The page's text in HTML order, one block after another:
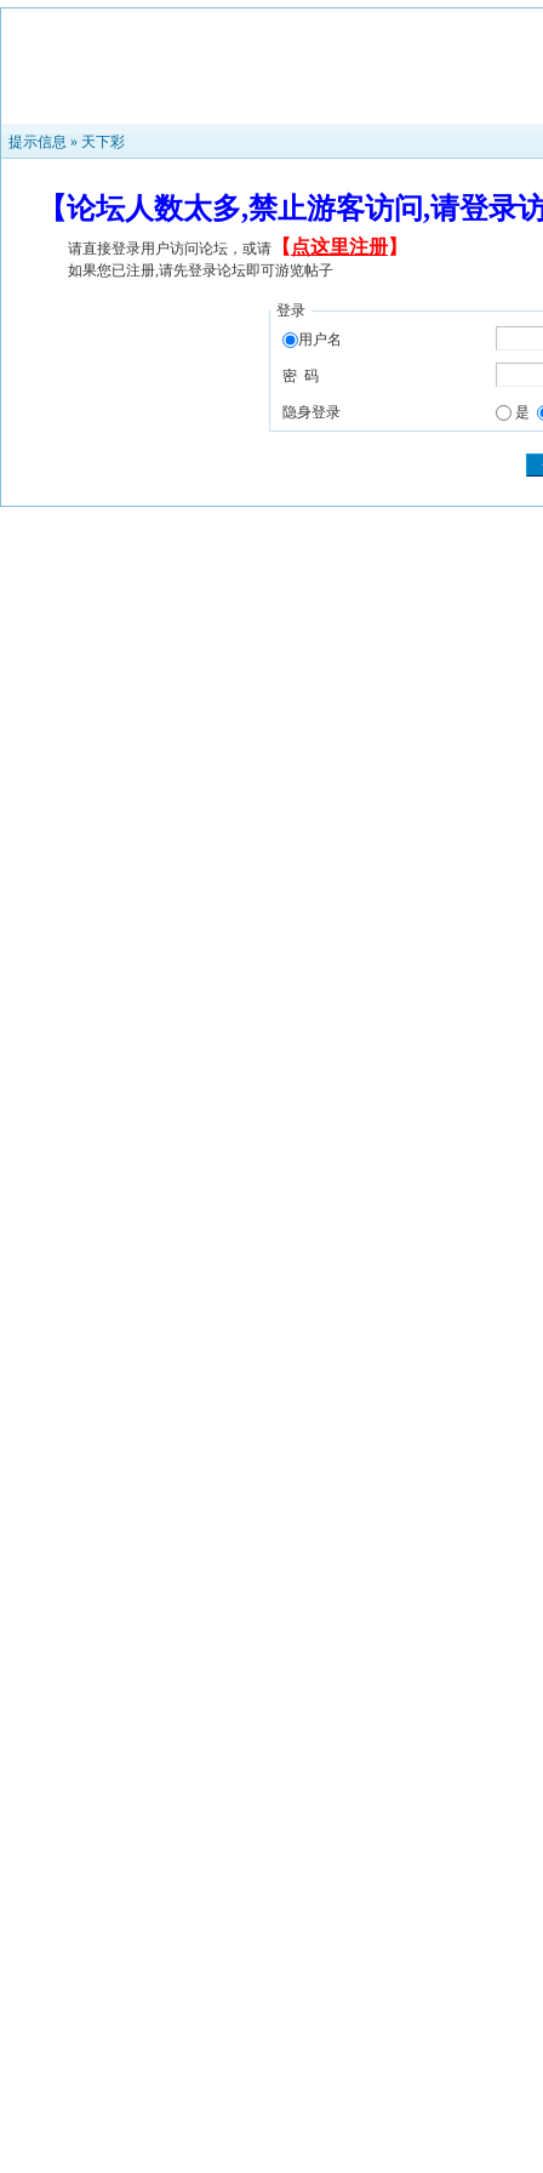
提示信息 » 天下彩
【论坛人数太多,禁止游客访问,请登
请直接登录用户访问论坛，或请 【 点这里注册】
如果您已注册,请先登录论坛即可游览帖子
登录
用户名
密 码
隐身登录 是